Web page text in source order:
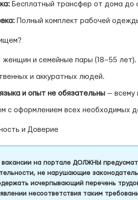
Бесплатный трансфер от дома до
Полный комплект рабочей
женщин и семейные пары (18–55 лет).
и аккуратных людей.
и опыт не обязательны — всему
с оформлением всех необходимых
и Доверие
вакансии на портале ДОЛЖНЫ
не нарушающие
исчерпывающий перечень
несоответствия таким